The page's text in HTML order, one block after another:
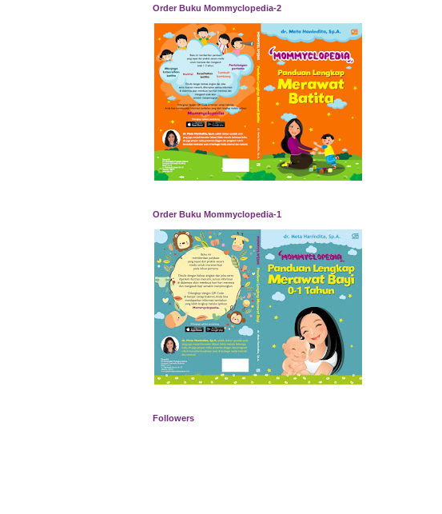
Order Buku Mommyclopedia-2
Order Buku Mommyclopedia-1
Followers